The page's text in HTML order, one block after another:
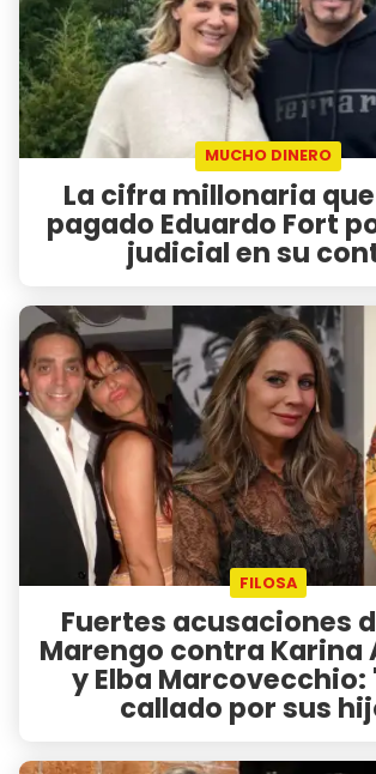
MUCHO DINERO
La cifra millonaria
pagado Eduardo Fort
judicial en su
FILOSA
Fuertes acusaciones
Marengo contra Karina
y Elba Marcovecchio:
callado por sus